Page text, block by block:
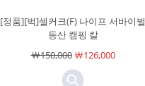
[정품][벅]셀커크(F) 나이프 서바이벌
등산 캠핑 칼
￦150,000￦126,000